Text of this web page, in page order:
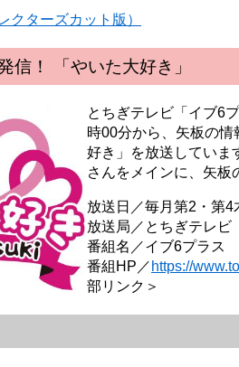
クターズカット版）
信！ 「やいた大好き」
とちぎテレビ「イブ6
時00分から、矢板の
好き」を放送していま
さんをメインに、矢板
放送日／毎月第2・第
放送局／とちぎテレビ
番組名／イブ6プラス
番組HP／ https://
部リンク＞